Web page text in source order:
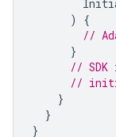
)
{
//
}
//
//
}
}
}